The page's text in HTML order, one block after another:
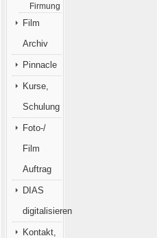
Firmung
Film
Archiv
Pinnacle
Kurse,
Schulung
Foto-/
Film
Auftrag
DIAS
digitalisieren
Kontakt,